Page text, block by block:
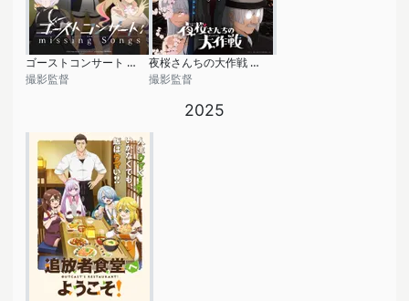
ゴーストコンサート : missing Songs
撮影監督
夜桜さんちの大作戦 第2期
撮影監督
2025